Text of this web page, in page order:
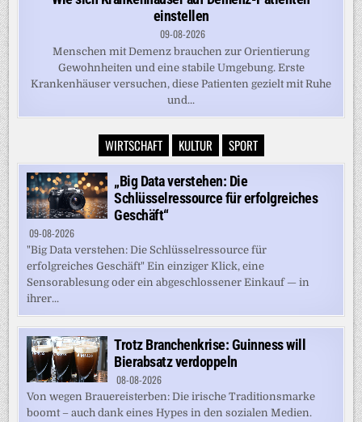
einstellen
09-08-2026
Menschen mit Demenz brauchen zur Orientierung
Gewohnheiten und eine stabile Umgebung. Erste
Krankenhäuser versuchen, diese Patienten gezielt mit Ruhe
und...
WIRTSCHAFT KULTUR SPORT
„Big Data verstehen: Die
Schlüsselressource für erfolgreiches
Geschäft“
09-08-2026
"Big Data verstehen: Die Schlüsselressource für
erfolgreiches Geschäft" Ein einziger Klick, eine
Sensorablesung oder ein abgeschlossener Einkauf — in
ihrer...
Trotz Branchenkrise: Guinness will
Bierabsatz verdoppeln
08-08-2026
Von wegen Brauereisterben: Die irische Traditionsmarke
boomt – auch dank eines Hypes in den sozialen Medien.